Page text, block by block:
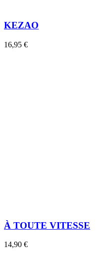
KEZAO
16,95 €
À TOUTE VITESSE
14,90 €